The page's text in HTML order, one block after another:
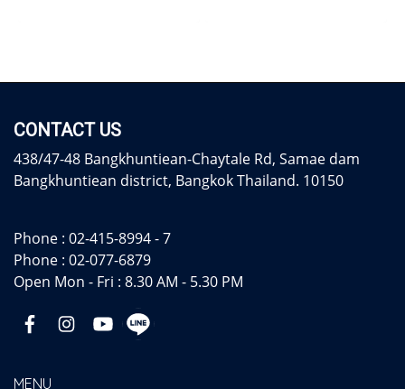
CONTACT US
438/47-48 Bangkhuntiean-Chaytale Rd, Samae dam
Bangkhuntiean district, Bangkok Thailand. 10150
Phone : 02-415-8994 - 7
Phone : 02-077-6879
Open Mon - Fri : 8.30 AM - 5.30 PM
MENU